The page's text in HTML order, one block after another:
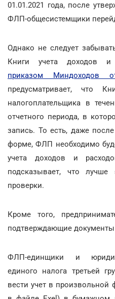
01.01.2021 года, после
ФЛП-общесистемщики
Однако не следует
Книги учета доходов и
приказом
предусматривает, что
налогоплательщика в
отчетного периода, в
запись. То есть, даже
форме, ФЛП необходимо
учета доходов и
подсказывает, что
проверки.
Кроме того,
подтверждающие
ФЛП-единщики и
единого налога третьей
вести учет в произвольной